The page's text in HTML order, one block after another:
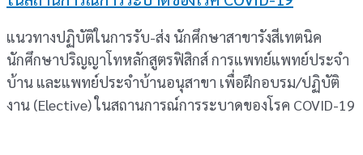
แนวทางปฏิบัติในการรับ-ส่ง นักศึกษาสาขารังสีเทตนิค
นักศึกษาปริญญาโทหลักสูตรฟิสิกส์ การแพทย์แพทย์ประจำ
บ้าน และแพทย์ประจำบ้านอนุสาขา เพื่อฝึกอบรม/ปฏิบัติ
งาน (Elective) ในสถานการณ์การระบาดของโรค COVID-19